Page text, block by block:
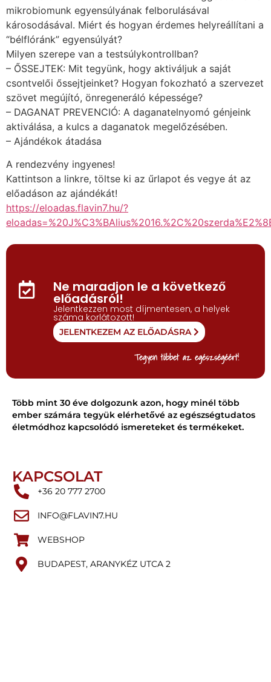
mikrobiomunk egyensúlyának felborulásával
károsodásával. Miért és hogyan érdemes helyreállítani a
“bélflóránk” egyensúlyát?
Milyen szerepe van a testsúlykontrollban?
– ŐSSEJTEK: Mit tegyünk, hogy aktiváljuk a saját
csontvelői őssejtjeinket? Hogyan fokozható a szervezet
szövet megújító, önregeneráló képessége?
– DAGANAT PREVENCIÓ: A daganatelnyomó génjeink
aktiválása, a kulcs a daganatok megelőzésében.
– Ajándékok átadása
A rendezvény ingyenes!
Kattintson a linkre, töltse ki az űrlapot és vegye át az
előadáson az ajándékát!
https://eloadas.flavin7.hu/?
Tegyen többet az egészségéért!
Ne maradjon le a következő
előadásról!
Jelentkezzen most díjmentesen, a helyek
száma korlátozott!
JELENTKEZEM AZ ELŐADÁSRA
Több mint 30 éve dolgozunk azon, hogy minél több
ember számára tegyük elérhetővé az egészségtudatos
életmódhoz kapcsolódó ismereteket és termékeket.
KAPCSOLAT
+36 20 777 2700
INFO@FLAVIN7.HU
WEBSHOP
BUDAPEST, ARANYKÉZ UTCA 2